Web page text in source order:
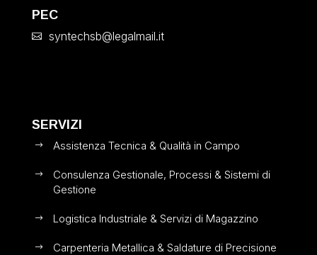
PEC
 syntechsb@legalmail.it
SERVIZI
$ Assistenza Tecnica & Qualità in Campo
$
Consulenza Gestionale, Processi & Sistemi di
Gestione
$ Logistica Industriale & Servizi di Magazzino
$ Carpenteria Metallica & Saldature di Precisione